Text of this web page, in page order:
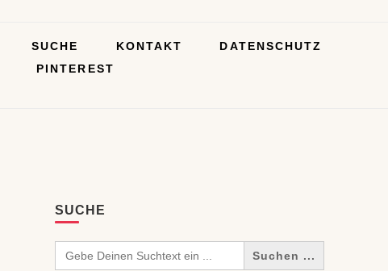
SUCHE KONTAKT
DATENSCHUTZ
PINTEREST
SUCHE
Search
for: